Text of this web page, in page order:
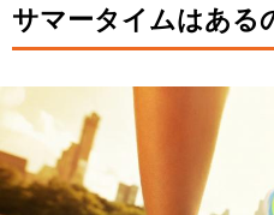
サマータイムはある